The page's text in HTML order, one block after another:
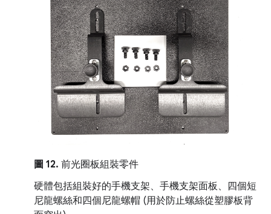
圖 12. 前光圈板組裝零件
硬體包括組裝好的手機支架、手機支架面板、四個短
尼龍螺絲和四個尼龍螺帽 (用於防止螺絲從塑膠板背